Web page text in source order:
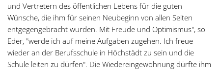
und Vertretern des öffentlichen Lebens für die guten
Wünsche, die ihm für seinen Neubeginn von allen Seiten
entgegengebracht wurden. Mit Freude und Optimismus", so
Eder, "werde ich auf meine Aufgaben zugehen. Ich freue
wieder an der Berufsschule in Höchstädt zu sein und die
Schule leiten zu dürfen". Die Wiedereingewöhnung dürfte ihm